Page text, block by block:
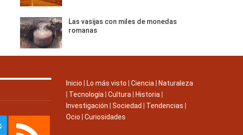
Las vasijas con miles de monedas
romanas
Inicio Lo más visto Ciencia
Naturaleza
Tecnología Cultura Historia
Investigación
Sociedad Tendencias
Ocio
Curiosidades